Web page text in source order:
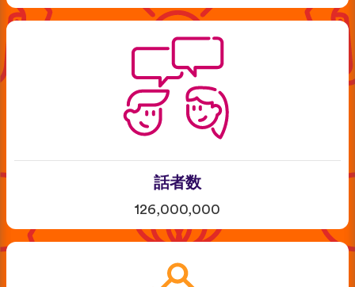
話者数
126,000,000